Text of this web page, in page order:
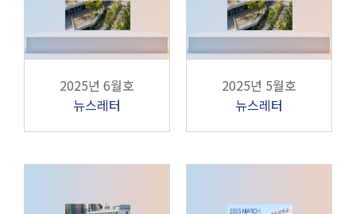
2025년 6월호
뉴스레터
2025년 5월호
뉴스레터